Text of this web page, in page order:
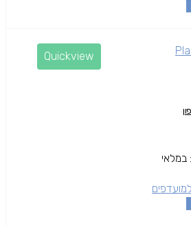
Quickview
במלאי